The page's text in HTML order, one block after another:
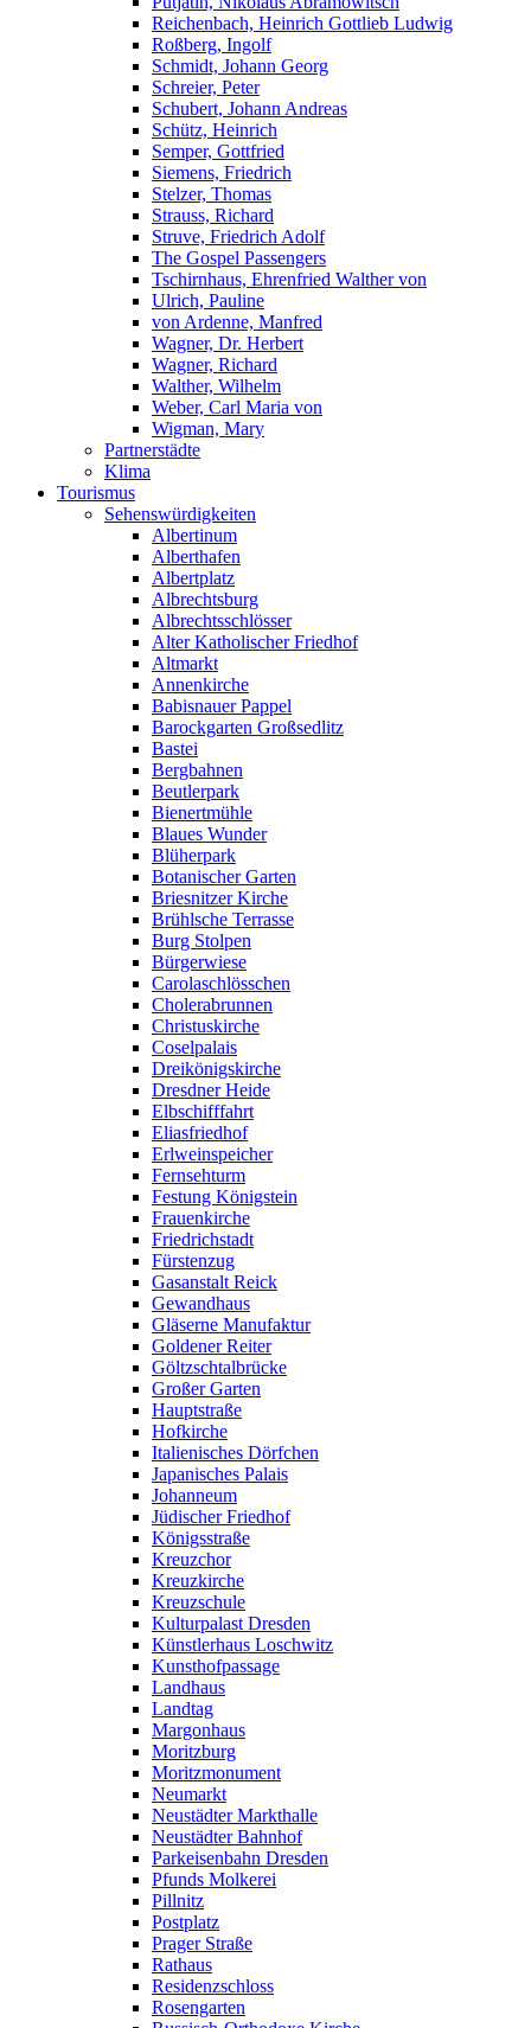
Reichenbach, Heinrich Gottlieb Ludwig
Roßberg, Ingolf
Schmidt, Johann Georg
Schreier, Peter
Schubert, Johann Andreas
Schütz, Heinrich
Semper, Gottfried
Siemens, Friedrich
Stelzer, Thomas
Strauss, Richard
Struve, Friedrich Adolf
The Gospel Passengers
Tschirnhaus, Ehrenfried Walther von
Ulrich, Pauline
von Ardenne, Manfred
Wagner, Dr. Herbert
Wagner, Richard
Walther, Wilhelm
Weber, Carl Maria von
Wigman, Mary
Partnerstädte
Klima
Tourismus
Sehenswürdigkeiten
Albertinum
Alberthafen
Albertplatz
Albrechtsburg
Albrechtsschlösser
Alter Katholischer Friedhof
Altmarkt
Annenkirche
Babisnauer Pappel
Barockgarten Großsedlitz
Bastei
Bergbahnen
Beutlerpark
Bienertmühle
Blaues Wunder
Blüherpark
Botanischer Garten
Briesnitzer Kirche
Brühlsche Terrasse
Burg Stolpen
Bürgerwiese
Carolaschlösschen
Cholerabrunnen
Christuskirche
Coselpalais
Dreikönigskirche
Dresdner Heide
Elbschifffahrt
Eliasfriedhof
Erlweinspeicher
Fernsehturm
Festung Königstein
Frauenkirche
Friedrichstadt
Fürstenzug
Gasanstalt Reick
Gewandhaus
Gläserne Manufaktur
Goldener Reiter
Göltzschtalbrücke
Großer Garten
Hauptstraße
Hofkirche
Italienisches Dörfchen
Japanisches Palais
Johanneum
Jüdischer Friedhof
Königsstraße
Kreuzchor
Kreuzkirche
Kreuzschule
Kulturpalast Dresden
Künstlerhaus Loschwitz
Kunsthofpassage
Landhaus
Landtag
Margonhaus
Moritzburg
Moritzmonument
Neumarkt
Neustädter Markthalle
Neustädter Bahnhof
Parkeisenbahn Dresden
Pfunds Molkerei
Pillnitz
Postplatz
Prager Straße
Rathaus
Residenzschloss
Rosengarten